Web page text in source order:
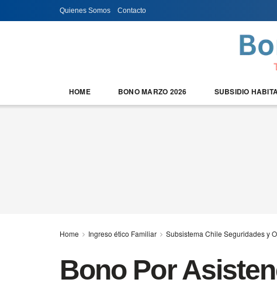
Quienes Somos Contacto
HOME BONO MARZO 2026 SUBSIDIO
Home Ingreso ético Familiar Subsistema Chile Seguridades y
Bono Por